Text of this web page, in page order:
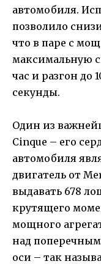
автомобиля.
позволило
что в паре с
максимальную
час и разгон до
секунды.
Один из
Cinque – его
автомобиля
двигатель от
выдавать 678
крутящего
мощного
над
оси – так